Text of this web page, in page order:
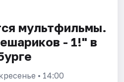
мультфильмы.
- 1!" в
• 14:00